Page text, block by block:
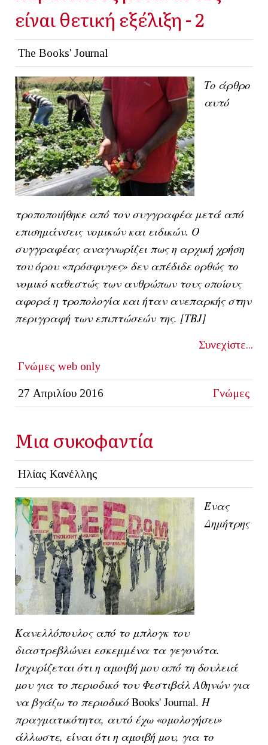
είναι θετική εξέλιξη - 2
The Books' Journal
Το άρθρο
αυτό
τροποποιήθηκε από τον συγγραφέα μετά από
επισημάνσεις νομικών και ειδικών. O
συγγραφέας αναγνωρίζει πως η αρχική χρήση
του όρου «πρόσφυγες» δεν απέδιδε ορθώς το
νομικό καθεστώς των ανθρώπων τους οποίους
αφορά η τροπολογία και ήταν ανεπαρκής στην
περιγραφή των επιπτώσεών της. [ΤΒJ]
Συνεχίστε...
Γνώμες web only
27 Απριλίου 2016 Γνώμες
Μια συκοφαντία
Ηλίας Κανέλλης
Ένας
Δημήτρης
Κανελλόπουλος από το μπλογκ του
διαστρεβλώνει εσκεμμένα τα γεγονότα.
Ισχυρίζεται ότι η αμοιβή μου από τη δουλειά
μου για το περιοδικό του Φεστιβάλ Αθηνών για
να βγάζω το περιοδικόBooks' Journal. Η
πραγματικότητα, αυτό έχω «ομολογήσει»
άλλωστε, είναι ότι η αμοιβή μου, για το